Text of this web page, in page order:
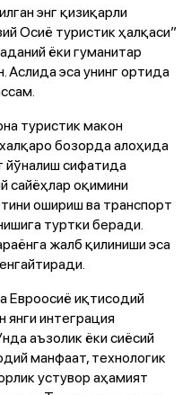
энг қизиқарли
Осиё туристик ҳалқаси”
ёки гуманитар
Аслида эса унинг ортида
туристик макон
бозорда алоҳида
йўналиш сифатида
сайёҳлар оқимини
ошириш ва транспорт
туртки беради.
жалб қилиниши эса
Евроосиё иқтисодий
янги интеграция
аъзолик ёки сиёсий
манфаат, технологик
устувор аҳамият